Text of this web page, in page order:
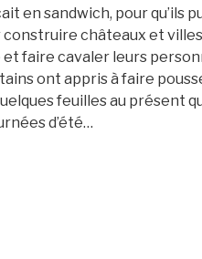
en sandwich, pour qu’ils
châteaux et
faire cavaler leurs
ont appris à faire
feuilles au présent
d’été…